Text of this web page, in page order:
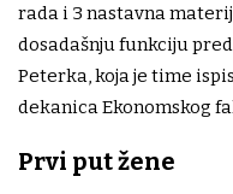
rada i 3 nastavna
dosadašnju funkciju
Peterka, koja je time
dekanica Ekonomskog
Prvi put žene